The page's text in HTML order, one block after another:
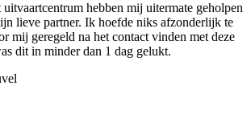
hebben mij uitermate geholpen
lieve partner. Ik hoefde niks afzonderlijk te
mij geregeld na het contact vinden met deze
dit in minder dan 1 dag gelukt.